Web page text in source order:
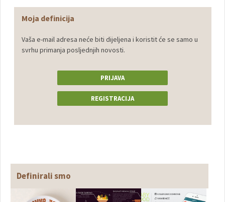
Moja definicija
Vaša e-mail adresa neće biti dijeljena i koristit će se samo u
svrhu primanja posljednjih novosti.
PRIJAVA
REGISTRACIJA
Definirali smo